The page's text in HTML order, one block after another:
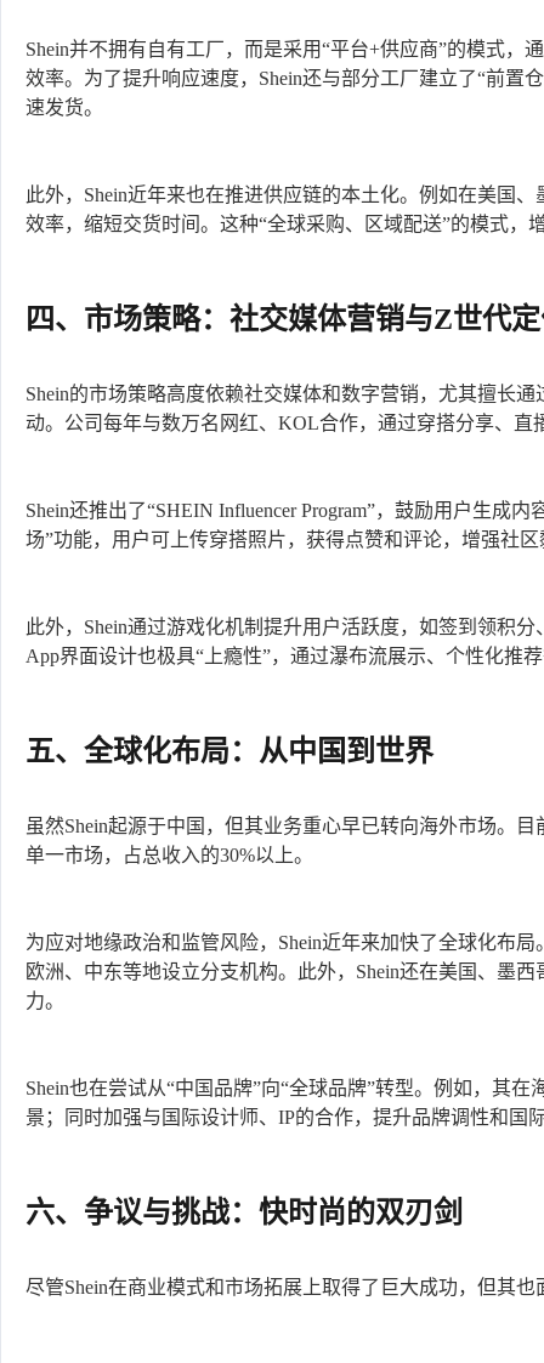
Shein并不拥有自有工厂，而是采用“平台+供应商”的模式
效率。为了提升响应速度，Shein还与部分工厂建立了“前置
速发货。
此外，Shein近年来也在推进供应链的本土化。例如在美国
效率，缩短交货时间。这种“全球采购、区域配送”的模式，
四、市场策略：社交媒体营销与Z世代
Shein的市场策略高度依赖社交媒体和数字营销，尤其擅长通
动。公司每年与数万名网红、KOL合作，通过穿搭分享、直
Shein还推出了“SHEIN Influencer Program”，鼓励用户生成
场”功能，用户可上传穿搭照片，获得点赞和评论，增强社区
此外，Shein通过游戏化机制提升用户活跃度，如签到领积
App界面设计也极具“上瘾性”，通过瀑布流展示、个性化推
五、全球化布局：从中国到世界
虽然Shein起源于中国，但其业务重心早已转向海外市场。
单一市场，占总收入的30%以上。
为应对地缘政治和监管风险，Shein近年来加快了全球化布
欧洲、中东等地设立分支机构。此外，Shein还在美国、墨
力。
Shein也在尝试从“中国品牌”向“全球品牌”转型。例如，其
景；同时加强与国际设计师、IP的合作，提升品牌调性和国
六、争议与挑战：快时尚的双刃剑
尽管Shein在商业模式和市场拓展上取得了巨大成功，但其